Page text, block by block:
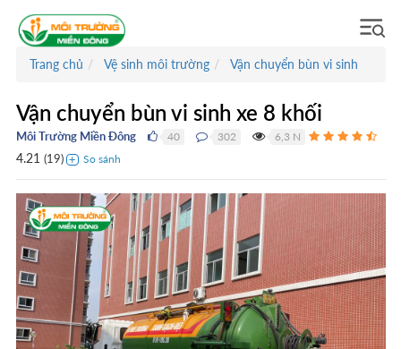
Trang chủ Vệ sinh môi trường Vận chuyển bùn vi sinh
Vận chuyển bùn vi sinh xe 8 khối
Môi Trường Miền Đông 40 302 6,3 N
4.21 (19)